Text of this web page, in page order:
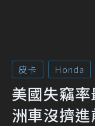
皮卡 Honda
美國失竊
洲車沒擠進